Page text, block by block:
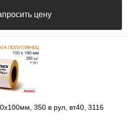
цену
350 в рул, вт40, 3116